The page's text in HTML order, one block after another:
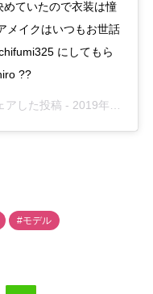
ていたので衣装は憧
メイクはいつもお世話
にしてもら
??
アした投稿 - 2019年10月月30日午前8時09分PDT
#モデル